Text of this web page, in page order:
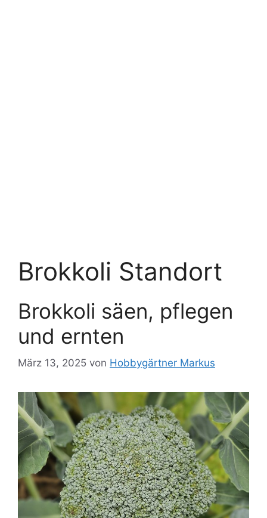
Brokkoli Standort
Brokkoli säen, pflegen
und ernten
März 13, 2025 von Hobbygärtner Markus